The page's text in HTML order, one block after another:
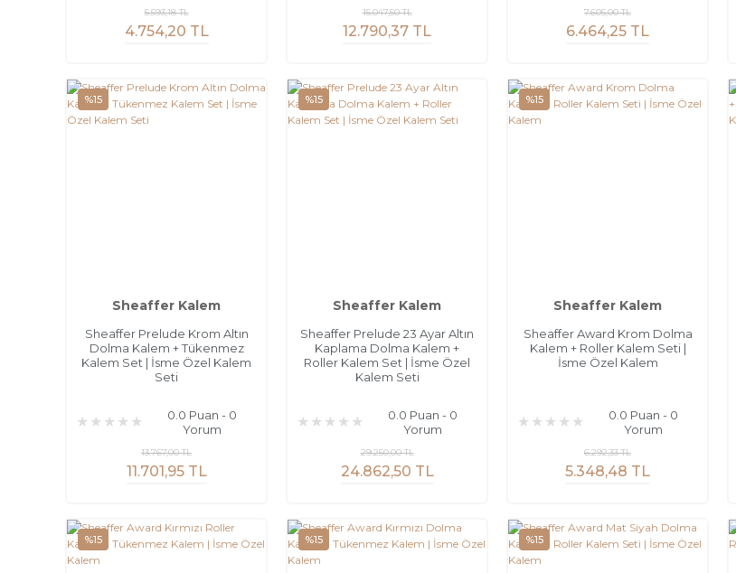
4.754,20 TL
5.593,18 TL
12.790,37 TL
15.047,50 TL
6.464,25 TL
7.605,00 TL
%15
Sheaffer Kalem
Sheaffer Prelude Krom Altın
Dolma Kalem + Tükenmez
Kalem Set | İsme Özel Kalem
Seti
0.0 Puan - 0
Yorum
11.701,95 TL
13.767,00 TL
%15
Sheaffer Kalem
Sheaffer Prelude 23 Ayar Altın
Kaplama Dolma Kalem +
Roller Kalem Set | İsme Özel
Kalem Seti
0.0 Puan - 0
Yorum
24.862,50 TL
29.250,00 TL
%15
Sheaffer Kalem
Sheaffer Award Krom Dolma
Kalem + Roller Kalem Seti |
İsme Özel Kalem
0.0 Puan - 0
Yorum
5.348,48 TL
6.292,33 TL
%15 %15 %15